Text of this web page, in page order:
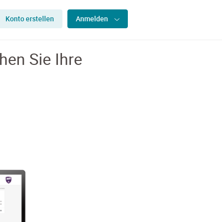
Konto erstellen Anmelden
Sie Ihre